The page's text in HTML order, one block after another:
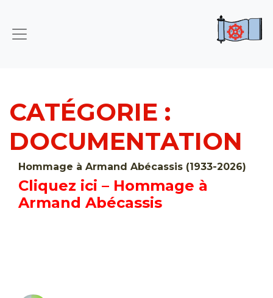
CATÉGORIE :
DOCUMENTATION
Hommage à Armand Abécassis (1933-2026)
Cliquez ici – Hommage à
Armand Abécassis